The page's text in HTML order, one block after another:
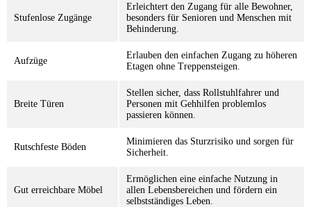
Stufenlose Zugänge
Erleichtert den Zugang für alle Bewohner,
besonders für Senioren und Menschen mit
Behinderung.
Aufzüge
Erlauben den einfachen Zugang zu höheren
Etagen ohne Treppensteigen.
Breite Türen
Stellen sicher, dass Rollstuhlfahrer und
Personen mit Gehhilfen problemlos
passieren können.
Rutschfeste Böden
Minimieren das Sturzrisiko und sorgen für
Sicherheit.
Gut erreichbare Möbel
Ermöglichen eine einfache Nutzung in
allen Lebensbereichen und fördern ein
selbstständiges Leben.